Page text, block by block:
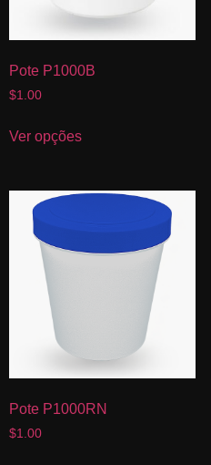
Pote P1000B
$1.00
Ver opções
Pote P1000RN
$1.00